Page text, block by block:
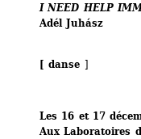
I NEED HELP
Adél Juhász
[ danse ]
Les 16 et 17
Aux Laboratoires